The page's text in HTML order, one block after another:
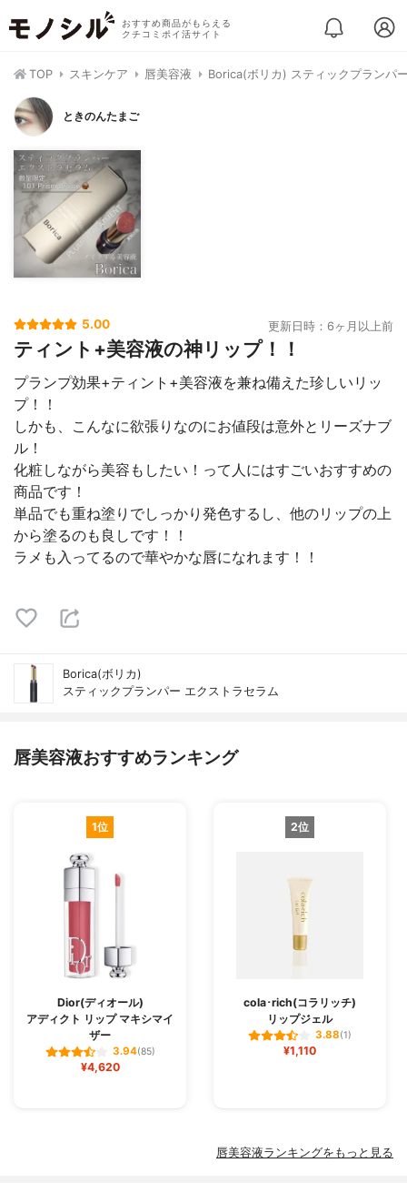
おすすめ商品がもらえる
クチコミポイ活サイト
TOP スキンケア 唇美容液 Borica(ボリカ) スティックプランパ
ときのんたまご
5.00 更新日時：6ヶ月以上前
ティント+美容液の神リップ！！
プランプ効果+ティント+美容液を兼ね備えた珍しいリッ
プ！！
しかも、こんなに欲張りなのにお値段は意外とリーズナブ
ル！
化粧しながら美容もしたい！って人にはすごいおすすめの
商品です！
単品でも重ね塗りでしっかり発色するし、他のリップの上
から塗るのも良しです！！
ラメも入ってるので華やかな唇になれます！！
Borica(ボリカ)
スティックプランパー エクストラセラム
唇美容液おすすめランキング
1位
Dior(ディオール)
アディクト リップ マキシマイ
ザー
3.94(85)
¥4,620
2位
cola･rich(コラリッチ)
リップジェル
3.88(1)
¥1,110
唇美容液ランキングをもっと見る